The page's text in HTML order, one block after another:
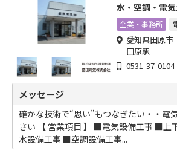
水・空調・電
企業・事務所
愛知県田原
田原駅
0531-37-0104
メッセージ
確かな技術で“思い”もつなぎたい・・電
さい 【 営業項目 】 ■電気設備工事 ■上
水設備工事 ■空調設備工事...